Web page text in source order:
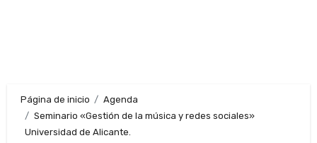
Página de inicio
Agenda
Seminario «Gestión de la música y redes sociales»
Universidad de Alicante.